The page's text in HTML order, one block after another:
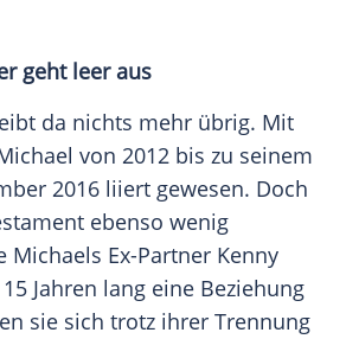
geht leer aus
da nichts mehr übrig. Mit
von 2012 bis zu seinem
2016 liiert gewesen. Doch
ebenso wenig
Michaels Ex-Partner Kenny
Jahren lang eine Beziehung
sie sich trotz ihrer Trennung